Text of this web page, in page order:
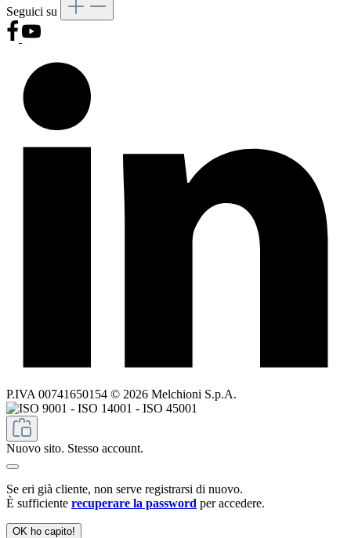
Seguici su
P.IVA 00741650154 © 2026 Melchioni S.p.A.
Nuovo sito. Stesso account.
Se eri già cliente, non serve registrarsi di nuovo.
È sufficiente recuperare la password per accedere.
OK ho capito!